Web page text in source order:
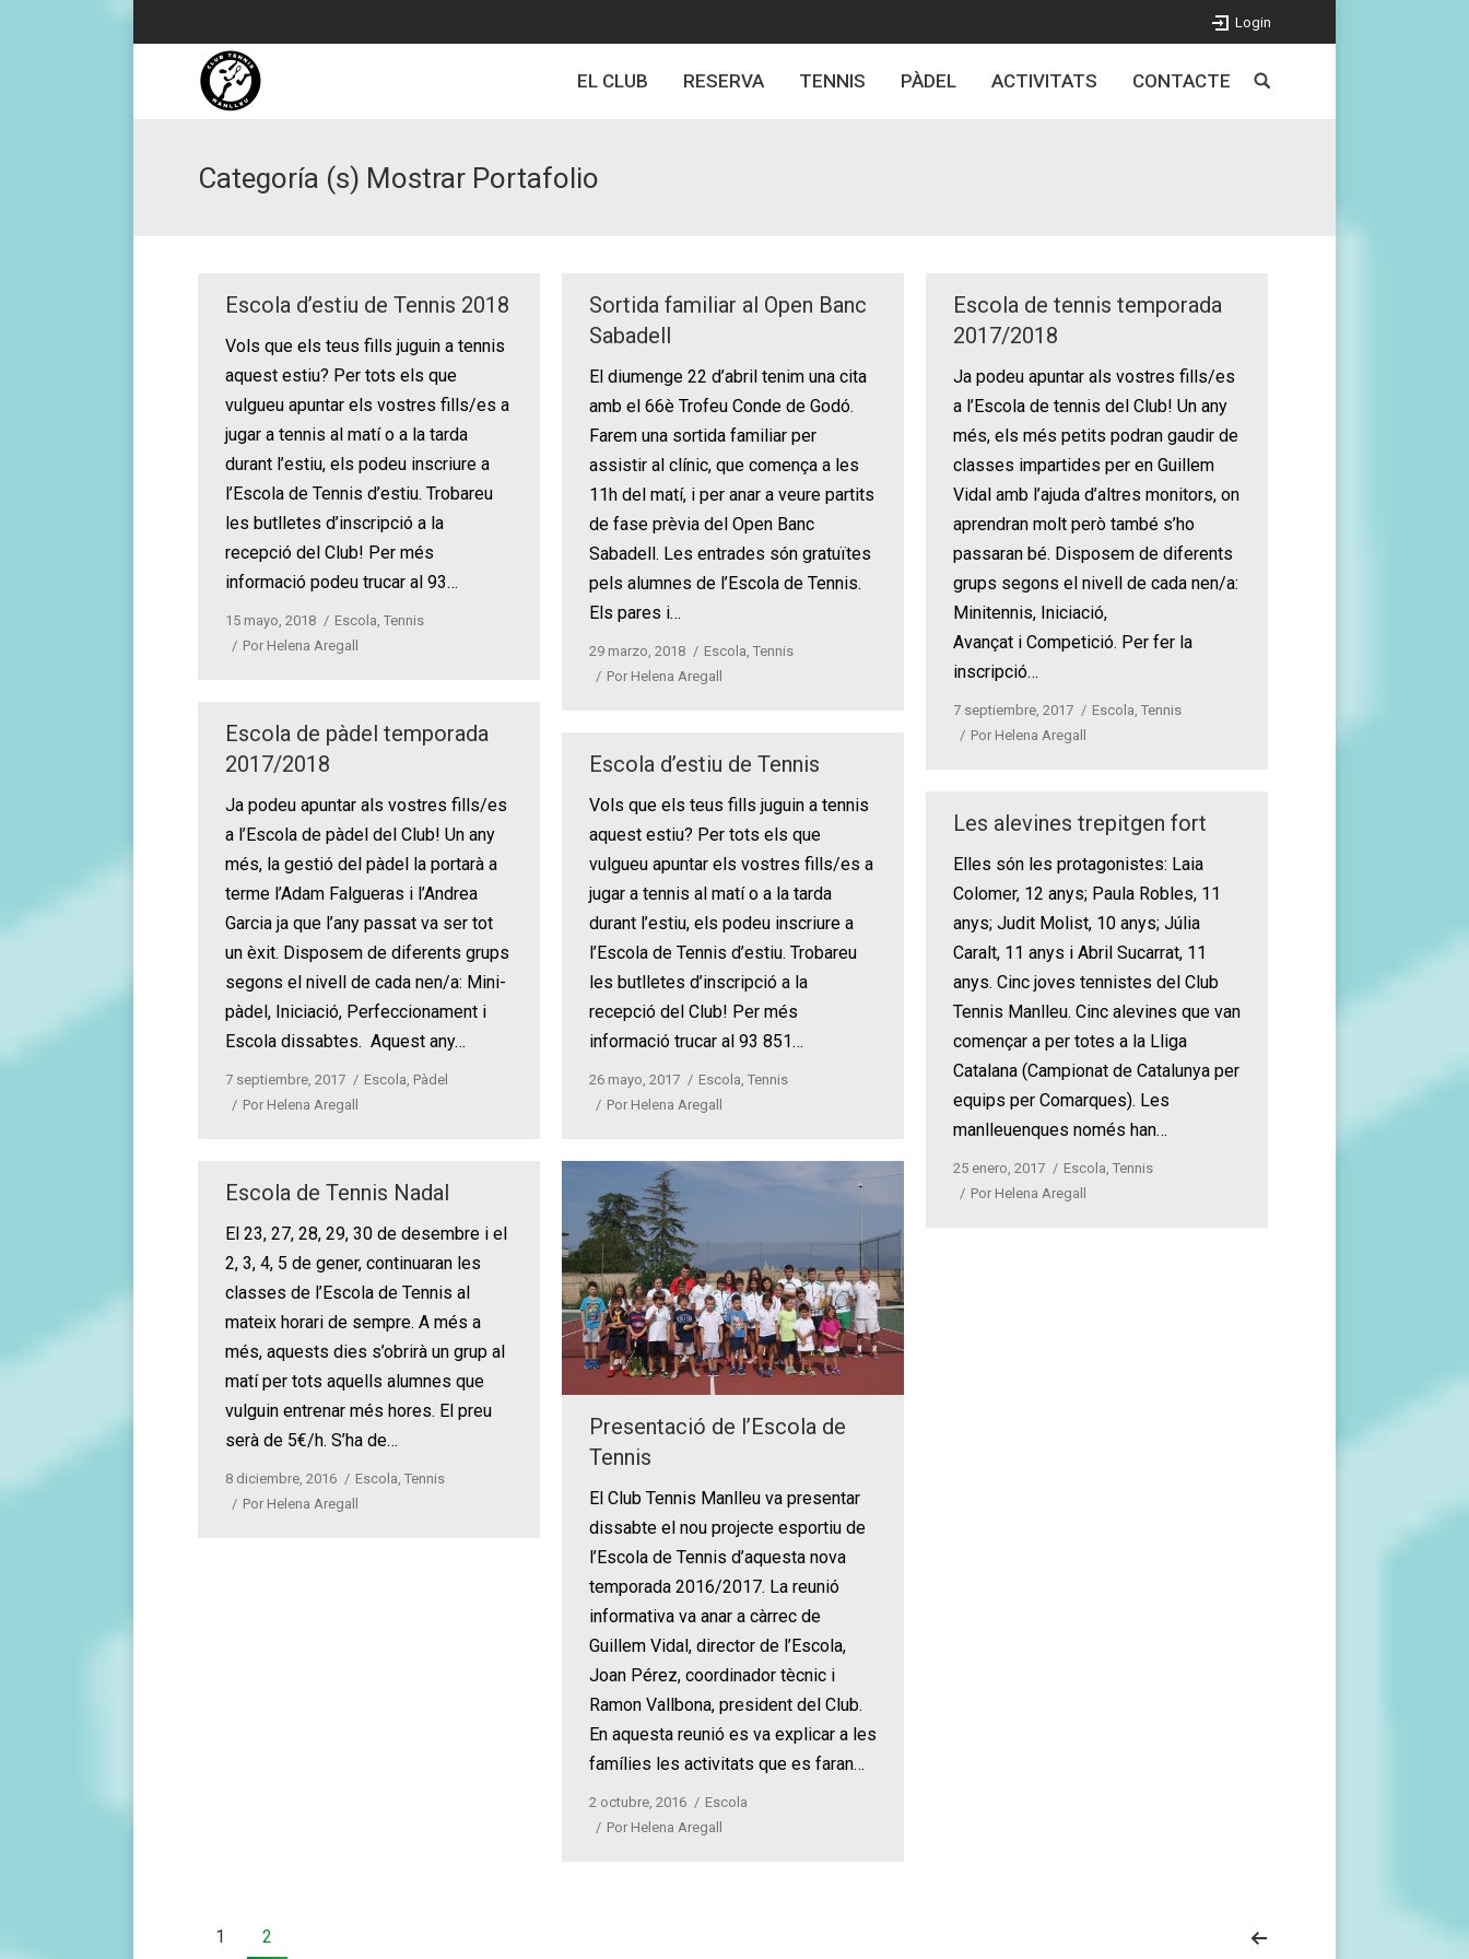
Login
EL CLUB RESERVA TENNIS PÀDEL ACTIVITATS CONTACTE
Categoría (s) Mostrar Portafolio
Escola d’estiu de Tennis 2018
Vols que els teus fills juguin a tennis
aquest estiu? Per tots els que
vulgueu apuntar els vostres fills/es a
jugar a tennis al matí o a la tarda
durant l’estiu, els podeu inscriure a
l’Escola de Tennis d’estiu. Trobareu
les butlletes d’inscripció a la
recepció del Club! Per més
informació podeu trucar al 93…
15 mayo, 2018 Escola, Tennis
Por Helena Aregall
Sortida familiar al Open Banc
Sabadell
El diumenge 22 d’abril tenim una cita
amb el 66è Trofeu Conde de Godó.
Farem una sortida familiar per
assistir al clínic, que comença a les
11h del matí, i per anar a veure partits
de fase prèvia del Open Banc
Sabadell. Les entrades són gratuïtes
pels alumnes de l’Escola de Tennis.
Els pares i…
29 marzo, 2018 Escola, Tennis
Por Helena Aregall
Escola de tennis temporada
2017/2018
Ja podeu apuntar als vostres fills/es
a l’Escola de tennis del Club! Un any
més, els més petits podran gaudir de
classes impartides per en Guillem
Vidal amb l’ajuda d’altres monitors, on
aprendran molt però també s’ho
passaran bé. Disposem de diferents
grups segons el nivell de cada nen/a:
Minitennis, Iniciació,
Avançat i Competició. Per fer la
inscripció…
7 septiembre, 2017 Escola, Tennis
Por Helena Aregall
Escola de pàdel temporada
2017/2018
Ja podeu apuntar als vostres fills/es
a l’Escola de pàdel del Club! Un any
més, la gestió del pàdel la portarà a
terme l’Adam Falgueras i l’Andrea
Garcia ja que l’any passat va ser tot
un èxit. Disposem de diferents grups
segons el nivell de cada nen/a: Mini-
pàdel, Iniciació, Perfeccionament i
Escola dissabtes. Aquest any…
7 septiembre, 2017 Escola, Pàdel
Por Helena Aregall
Escola d’estiu de Tennis
Vols que els teus fills juguin a tennis
aquest estiu? Per tots els que
vulgueu apuntar els vostres fills/es a
jugar a tennis al matí o a la tarda
durant l’estiu, els podeu inscriure a
l’Escola de Tennis d’estiu. Trobareu
les butlletes d’inscripció a la
recepció del Club! Per més
informació trucar al 93 851…
26 mayo, 2017 Escola, Tennis
Por Helena Aregall
Les alevines trepitgen fort
Elles són les protagonistes: Laia
Colomer, 12 anys; Paula Robles, 11
anys; Judit Molist, 10 anys; Júlia
Caralt, 11 anys i Abril Sucarrat, 11
anys. Cinc joves tennistes del Club
Tennis Manlleu. Cinc alevines que van
començar a per totes a la Lliga
Catalana (Campionat de Catalunya per
equips per Comarques). Les
manlleuenques només han…
25 enero, 2017 Escola, Tennis
Por Helena Aregall
Escola de Tennis Nadal
El 23, 27, 28, 29, 30 de desembre i el
2, 3, 4, 5 de gener, continuaran les
classes de l’Escola de Tennis al
mateix horari de sempre. A més a
més, aquests dies s’obrirà un grup al
matí per tots aquells alumnes que
vulguin entrenar més hores. El preu
serà de 5€/h. S’ha de…
8 diciembre, 2016 Escola, Tennis
Por Helena Aregall
Presentació de l’Escola de
Tennis
El Club Tennis Manlleu va presentar
dissabte el nou projecte esportiu de
l’Escola de Tennis d’aquesta nova
temporada 2016/2017. La reunió
informativa va anar a càrrec de
Guillem Vidal, director de l’Escola,
Joan Pérez, coordinador tècnic i
Ramon Vallbona, president del Club.
En aquesta reunió es va explicar a les
famílies les activitats que es faran…
2 octubre, 2016
Escola
Por Helena Aregall
1 2